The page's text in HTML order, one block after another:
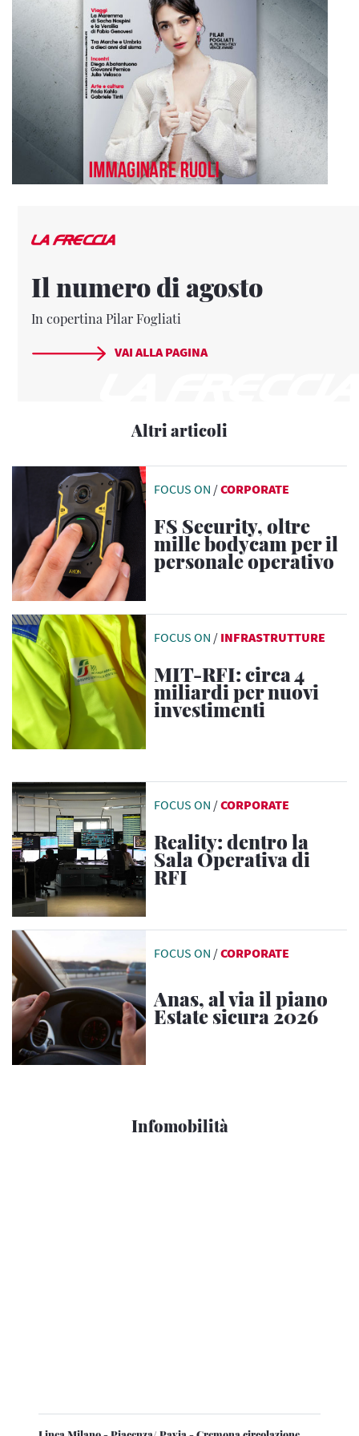
Il numero di agosto
In copertina Pilar Fogliati
VAI ALLA PAGINA
Altri articoli
FOCUS ON /CORPORATE
FS Security, oltre
mille bodycam per il
personale operativo
FOCUS ON / INFRASTRUTTURE
MIT-RFI: circa 4
miliardi per nuovi
investimenti
FOCUS ON /CORPORATE
Reality: dentro la
Sala Operativa di
RFI
FOCUS ON /CORPORATE
Anas, al via il piano
Estate sicura 2026
Infomobilità